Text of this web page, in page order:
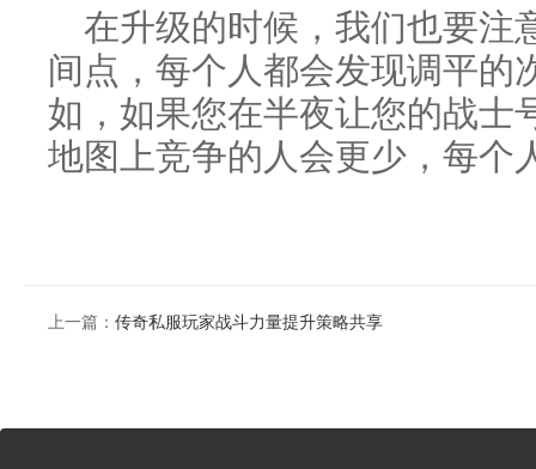
在升级的时候，我们也要注
间点，每个人都会发现调平的
如，如果您在半夜让您的战士
地图上竞争的人会更少，每个
上一篇： 传奇私服玩家战斗力量提升策略共享